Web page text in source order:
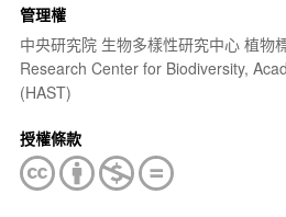
管理權
中央研究院 生物多樣性研究中心 植物
Research Center for Biodiversity,
(HAST)
授權條款